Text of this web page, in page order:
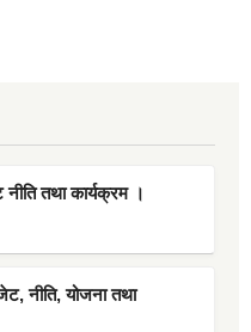
तथा कार्यक्रम ।
नीति, योजना तथा